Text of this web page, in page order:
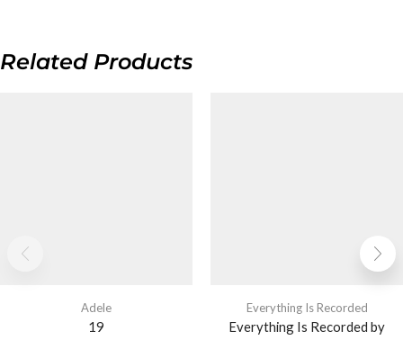
Related Products
Adele
19
Everything Is Recorded
Everything Is Recorded by